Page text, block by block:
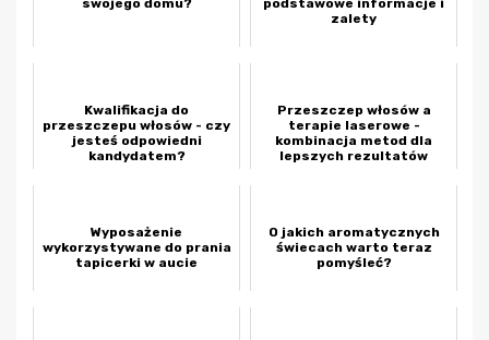
zalety
Kwalifikacja do
przeszczepu włosów - czy
jesteś odpowiedni
kandydatem?
Przeszczep włosów a
terapie laserowe -
kombinacja metod dla
lepszych rezultatów
Wyposażenie
wykorzystywane do prania
tapicerki w aucie
O jakich aromatycznych
świecach warto teraz
pomyśleć?